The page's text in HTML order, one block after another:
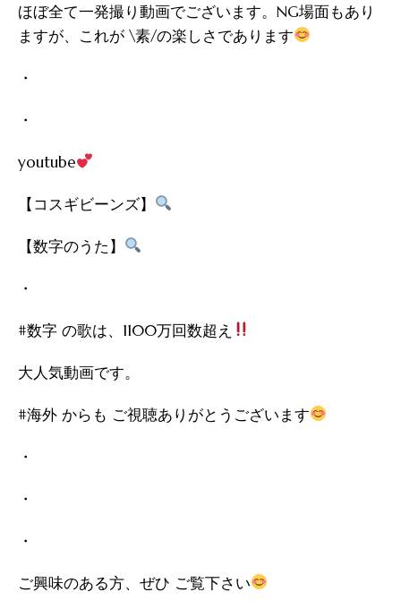
ほぼ全て一発撮り動画でございます。NG場面もあり
ますが、これが \素/の楽しさであります
・
・
youtube
【コスギビーンズ】
【数字のうた】
・
#数字 の歌は、1100万回数超え
大人気動画です。
#海外 からも ご視聴ありがとうございます
・
・
・
ご興味のある方、ぜひ ご覧下さい